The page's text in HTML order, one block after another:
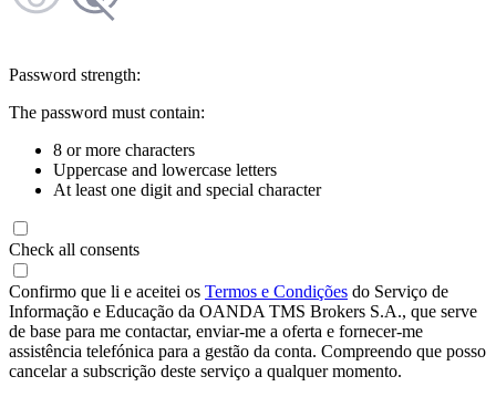
Password strength:
The password must contain:
8 or more characters
Uppercase and lowercase letters
At least one digit and special character
Check all consents
Confirmo que li e aceitei os Termos e Condições do Serviço de
Informação e Educação da OANDA TMS Brokers S.A., que serve
de base para me contactar, enviar-me a oferta e fornecer-me
assistência telefónica para a gestão da conta. Compreendo que posso
cancelar a subscrição deste serviço a qualquer momento.